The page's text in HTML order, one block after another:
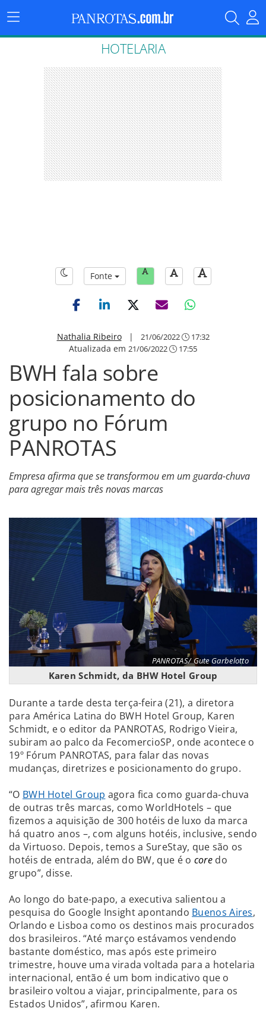
Menu
Principal
HOTELARIA
Fonte
Nathalia Ribeiro| 21/06/2022 17:32
Atualizada em 21/06/2022 17:55
BWH fala sobre
posicionamento do
grupo no Fórum
PANROTAS
Empresa afirma que se transformou em um guarda-chuva
para agregar mais três novas marcas
PANROTAS/ Gute Garbelotto
Karen Schmidt, da BHW Hotel Group
Durante a tarde desta terça-feira (21), a diretora
para América Latina do BWH Hotel Group, Karen
Schmidt, e o editor da PANROTAS, Rodrigo Vieira,
subiram ao palco da FecomercioSP, onde acontece o
19º Fórum PANROTAS, para falar das novas
mudanças, diretrizes e posicionamento do grupo.
“O BWH Hotel Group agora fica como guarda-chuva
de outras três marcas, como WorldHotels – que
fizemos a aquisição de 300 hotéis de luxo da marca
há quatro anos –, com alguns hotéis, inclusive, sendo
da Virtuoso. Depois, temos a SureStay, que são os
hotéis de entrada, além do BW, que é o coredo
grupo”, disse.
Ao longo do bate-papo, a executiva salientou a
pesquisa do Google Insight apontando Buenos Aires,
Orlando e Lisboa como os destinos mais procurados
dos brasileiros. “Até março estávamos vendendo
bastante doméstico, mas após este primeiro
trimestre, houve uma virada voltada para a hotelaria
internacional, então é um bom indicativo que o
brasileiro voltou a viajar, principalmente, para os
Estados Unidos”, afirmou Karen.